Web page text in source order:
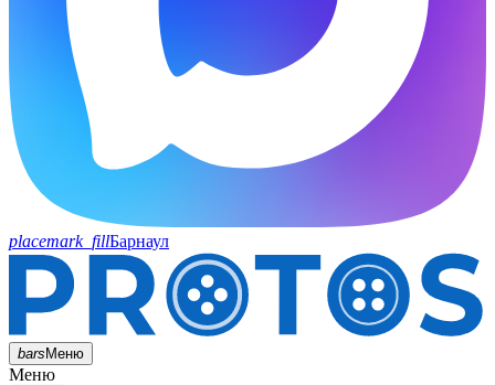
placemark_fillБарнаул
barsМеню
Меню